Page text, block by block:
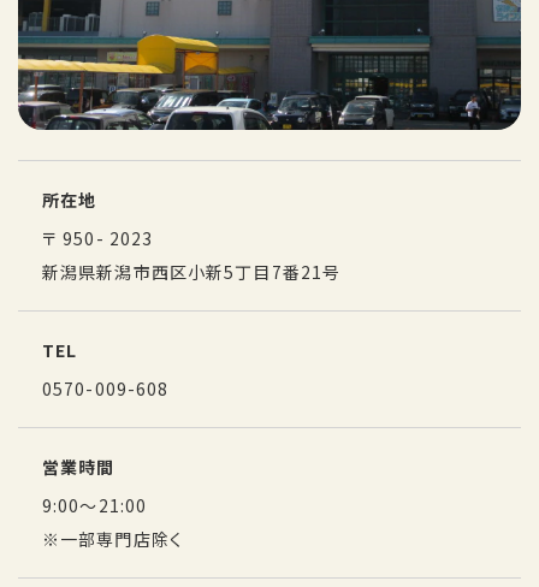
所在地
〒 950- 2023
新潟県新潟市西区小新5丁目7番21号
TEL
0570-009-608
営業時間
9:00～21:00
※一部専門店除く